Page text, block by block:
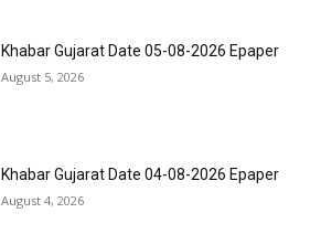
Khabar Gujarat Date 05-08-2026 Epaper
August 5, 2026
Khabar Gujarat Date 04-08-2026 Epaper
August 4, 2026